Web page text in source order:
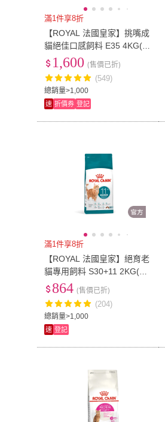
滿1件享8折
【ROYAL 法國皇家】挑嘴成
貓絕佳口感飼料 E35 4KG(貓
乾糧 貓飼料 兩種顆粒)
總銷量>1,000
1,600 (售價已折)
(549)
速 折價券 登記
滿1件享8折
【ROYAL 法國皇家】絕育老
貓專用飼料 S30+11 2KG(老
齡貓 貓乾糧 貓飼料 低脂保
養 腎臟健康)
總銷量>1,000
864 (售價已折)
(204)
速 登記